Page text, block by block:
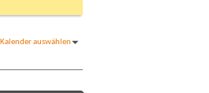
Kalender auswählen